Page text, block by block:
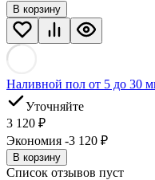
В корзину
Наливной пол от 5 до 30
Уточняйте
3 120 ₽
Экономия -3 120 ₽
В корзину
Список отзывов пуст